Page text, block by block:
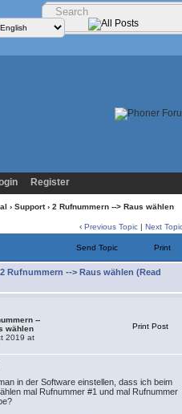
Register
› Support› 2 Rufnummern --> Raus wählen
‹ Previous Topic | Next
Send Topic Print
2 Rufnummern --> Raus wählen (Read
--
wählen
2019 at
Print Post
in der Software einstellen, dass ich beim
mal Rufnummer #1 und mal Rufnummer